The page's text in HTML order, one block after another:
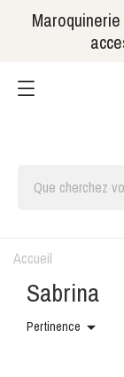
Accueil
Sabrina
Pertinence 